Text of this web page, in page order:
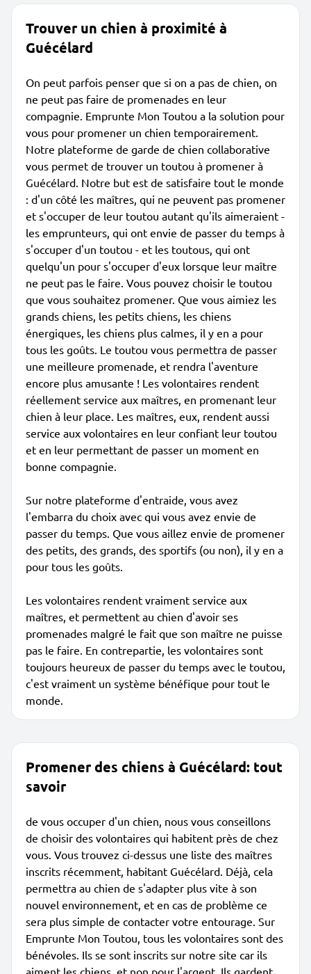
Trouver un chien à proximité à
Guécélard
On peut parfois penser que si on a pas de chien, on
ne peut pas faire de promenades en leur
compagnie. Emprunte Mon Toutou a la solution pour
vous pour promener un chien temporairement.
Notre plateforme de garde de chien collaborative
vous permet de trouver un toutou à promener à
Guécélard. Notre but est de satisfaire tout le monde
: d'un côté les maîtres, qui ne peuvent pas promener
et s'occuper de leur toutou autant qu'ils aimeraient -
les emprunteurs, qui ont envie de passer du temps à
s'occuper d'un toutou - et les toutous, qui ont
quelqu'un pour s'occuper d'eux lorsque leur maître
ne peut pas le faire. Vous pouvez choisir le toutou
que vous souhaitez promener. Que vous aimiez les
grands chiens, les petits chiens, les chiens
énergiques, les chiens plus calmes, il y en a pour
tous les goûts. Le toutou vous permettra de passer
une meilleure promenade, et rendra l'aventure
encore plus amusante ! Les volontaires rendent
réellement service aux maîtres, en promenant leur
chien à leur place. Les maîtres, eux, rendent aussi
service aux volontaires en leur confiant leur toutou
et en leur permettant de passer un moment en
bonne compagnie.
Sur notre plateforme d'entraide, vous avez
l'embarra du choix avec qui vous avez envie de
passer du temps. Que vous aillez envie de promener
des petits, des grands, des sportifs (ou non), il y en a
pour tous les goûts.
Les volontaires rendent vraiment service aux
maîtres, et permettent au chien d'avoir ses
promenades malgré le fait que son maître ne puisse
pas le faire. En contrepartie, les volontaires sont
toujours heureux de passer du temps avec le toutou,
c'est vraiment un système bénéfique pour tout le
monde.
Promener des chiens à Guécélard: tout
savoir
de vous occuper d'un chien, nous vous conseillons
de choisir des volontaires qui habitent près de chez
vous. Vous trouvez ci-dessus une liste des maîtres
inscrits récemment, habitant Guécélard. Déjà, cela
permettra au chien de s'adapter plus vite à son
nouvel environnement, et en cas de problème ce
sera plus simple de contacter votre entourage. Sur
Emprunte Mon Toutou, tous les volontaires sont des
bénévoles. Ils se sont inscrits sur notre site car ils
aiment les chiens, et non pour l'argent. Ils gardent